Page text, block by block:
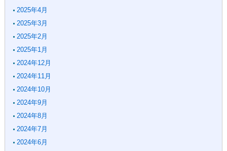
2025年4月
2025年3月
2025年2月
2025年1月
2024年12月
2024年11月
2024年10月
2024年9月
2024年8月
2024年7月
2024年6月